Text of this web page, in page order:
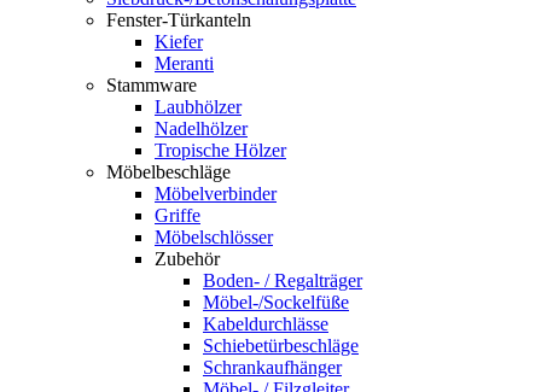
Fenster-Türkanteln
Kiefer
Meranti
Stammware
Laubhölzer
Nadelhölzer
Tropische Hölzer
Möbelbeschläge
Möbelverbinder
Griffe
Möbelschlösser
Zubehör
Boden- / Regalträger
Möbel-/Sockelfüße
Kabeldurchlässe
Schiebetürbeschläge
Schrankaufhänger